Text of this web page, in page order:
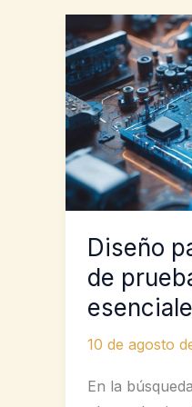
Diseño
de
10 de agosto
En la